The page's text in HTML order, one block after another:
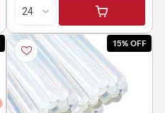
15% OFF